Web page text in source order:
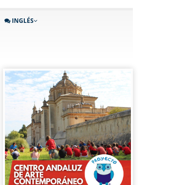
INGLÉS